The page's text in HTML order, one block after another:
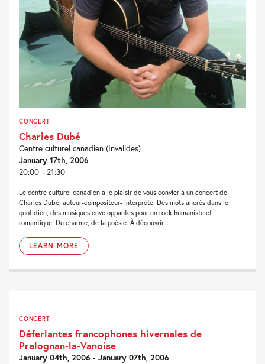
CONCERT
Charles Dubé
Centre culturel canadien (Invalides)
January 17th, 2006
20:00 - 21:30
Le centre culturel canadien a le plaisir de vous convier à un concert de
Charles Dubé, auteur-compositeur- interprète. Des mots ancrés dans le
quotidien, des musiques enveloppantes pour un rock humaniste et
romantique. Du charme, de la poésie. À découvrir...
LEARN MORE
CONCERT
Déferlantes francophones hivernales de
Pralognan-la-Vanoise
January 04th, 2006 - January 07th, 2006